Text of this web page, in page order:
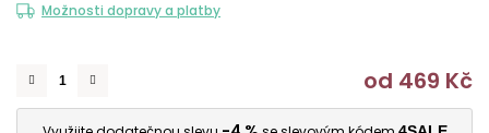
Možnosti dopravy a platby
od 469 Kč